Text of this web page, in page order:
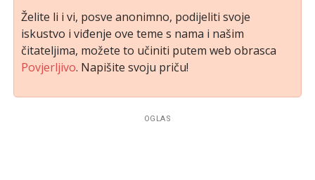
Želite li i vi, posve anonimno, podijeliti svoje
iskustvo i viđenje ove teme s nama i našim
čitateljima, možete to učiniti putem web obrasca
Povjerljivo. Napišite svoju priču!
OGLAS